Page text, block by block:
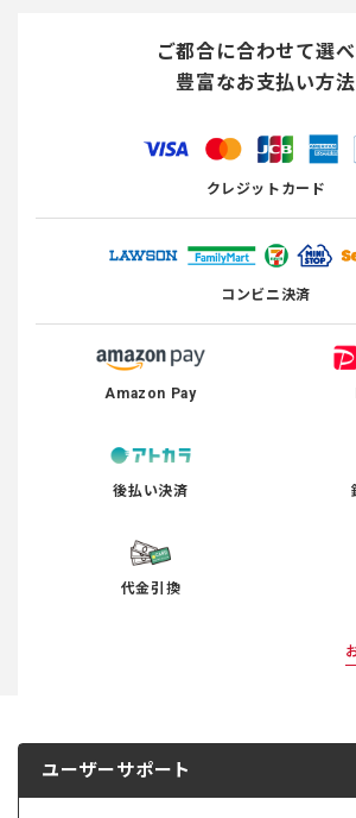
ご都合に合わせて選
豊富なお支払い方法
クレジットカード
コンビニ決済
Amazon Pay
後払い決済
代金引換
ユーザーサポート